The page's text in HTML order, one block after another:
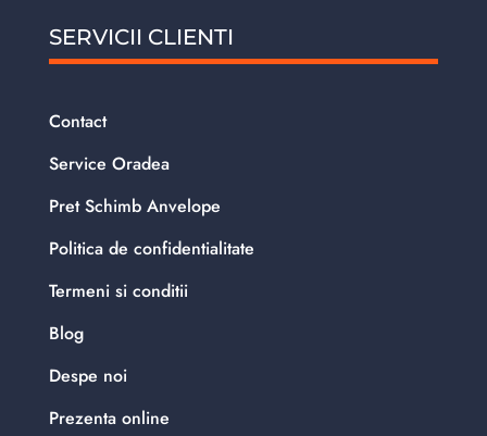
SERVICII CLIENTI
Contact
Service Oradea
Pret Schimb Anvelope
Politica de confidentialitate
Termeni si conditii
Blog
Despe noi
Prezenta online